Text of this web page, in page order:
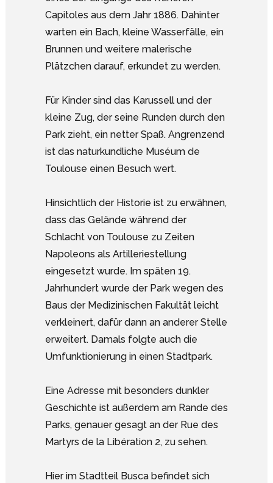
Capitoles aus dem Jahr 1886. Dahinter
warten ein Bach, kleine Wasserfälle, ein
Brunnen und weitere malerische
Plätzchen darauf, erkundet zu werden.
Für Kinder sind das Karussell und der
kleine Zug, der seine Runden durch den
Park zieht, ein netter Spaß. Angrenzend
ist das naturkundliche Muséum de
Toulouse einen Besuch wert.
Hinsichtlich der Historie ist zu erwähnen,
dass das Gelände während der
Schlacht von Toulouse zu Zeiten
Napoleons als Artilleriestellung
eingesetzt wurde. Im späten 19.
Jahrhundert wurde der Park wegen des
Baus der Medizinischen Fakultät leicht
verkleinert, dafür dann an anderer Stelle
erweitert. Damals folgte auch die
Umfunktionierung in einen Stadtpark.
Eine Adresse mit besonders dunkler
Geschichte ist außerdem am Rande des
Parks, genauer gesagt an der Rue des
Martyrs de la Libération 2, zu sehen.
Hier im Stadtteil Busca befindet sich